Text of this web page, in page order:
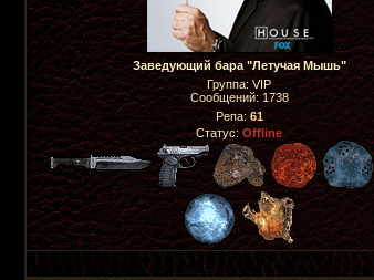
Заведующий бара "Летучая Мышь"
Группа: VIP
Сообщений:1738
Репа:61
Статус:Offline